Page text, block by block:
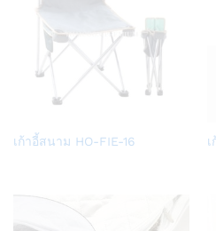
Add
เก้าอี้สนาม HO-FIE-16